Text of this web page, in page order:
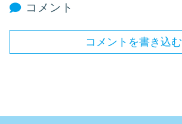
コメント
コメントを書き込む